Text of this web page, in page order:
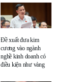
Đề xuất đưa kim
cương vào ngành
nghề kinh doanh có
điều kiện như vàng